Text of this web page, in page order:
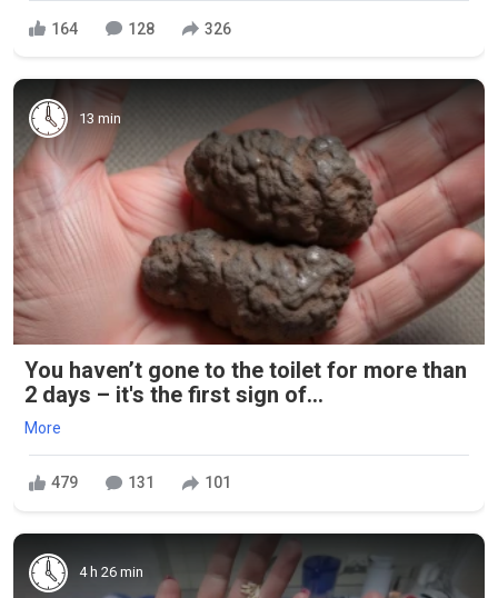
164 128 326
13 min
You haven’t gone to the toilet for more than
2 days – it's the first sign of...
More
479 131 101
4 h 26 min